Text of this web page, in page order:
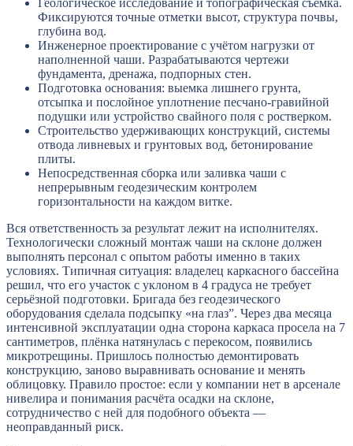
Геологическое исследование и топографическая съёмка.
Фиксируются точные отметки высот, структура почвы,
глубина вод.
Инженерное проектирование с учётом нагрузки от
наполненной чаши. Разрабатываются чертежи
фундамента, дренажа, подпорных стен.
Подготовка основания: выемка лишнего грунта,
отсыпка и послойное уплотнение песчано-гравийной
подушки или устройство свайного поля с ростверком.
Строительство удерживающих конструкций, системы
отвода ливневых и грунтовых вод, бетонирование
плиты.
Непосредственная сборка или заливка чаши с
непрерывным геодезическим контролем
горизонтальности на каждом витке.
Вся ответственность за результат лежит на исполнителях.
Технологически сложный монтаж чаши на склоне должен
выполнять персонал с опытом работы именно в таких
условиях. Типичная ситуация: владелец каркасного бассейна
решил, что его участок с уклоном в 4 градуса не требует
серьёзной подготовки. Бригада без геодезического
оборудования сделала подсыпку «на глаз”. Через два месяца
интенсивной эксплуатации одна сторона каркаса просела на 7
сантиметров, плёнка натянулась с перекосом, появились
микротрещины. Пришлось полностью демонтировать
конструкцию, заново выравнивать основание и менять
облицовку. Правило простое: если у компании нет в арсенале
нивелира и понимания расчёта осадки на склоне,
сотрудничество с ней для подобного объекта —
неоправданный риск.